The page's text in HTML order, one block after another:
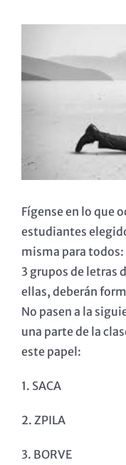
imagen
más
Fígense en lo que
estudiantes
misma para todos:
3 grupos de letras
ellas, deberán
No pasen a la
una parte de la
este papel:
1. SACA
2. ZPILA
3. BORVE